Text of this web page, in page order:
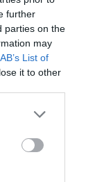
further
parties on the
may
List of
it to other